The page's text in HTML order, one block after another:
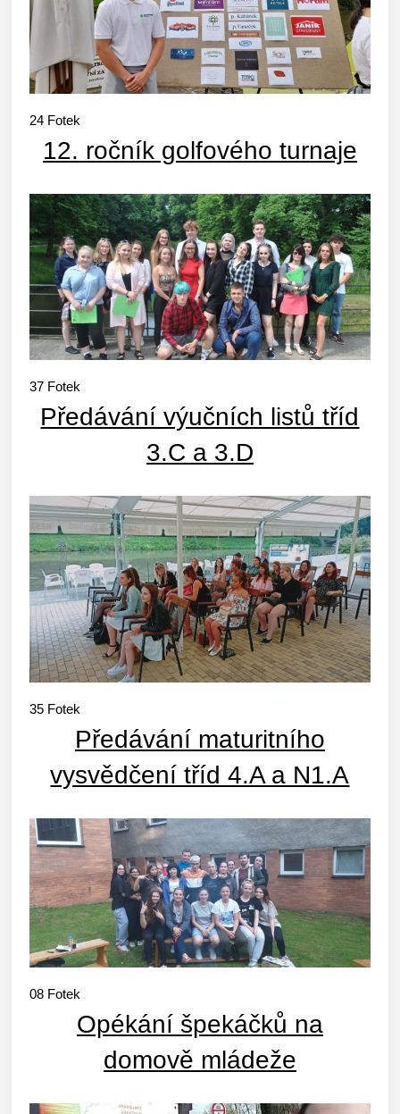
24 Fotek
12. ročník golfového turnaje
37 Fotek
Předávání výučních listů tříd
3.C a 3.D
35 Fotek
Předávání maturitního
vysvědčení tříd 4.A a N1.A
08 Fotek
Opékání špekáčků na
domově mládeže